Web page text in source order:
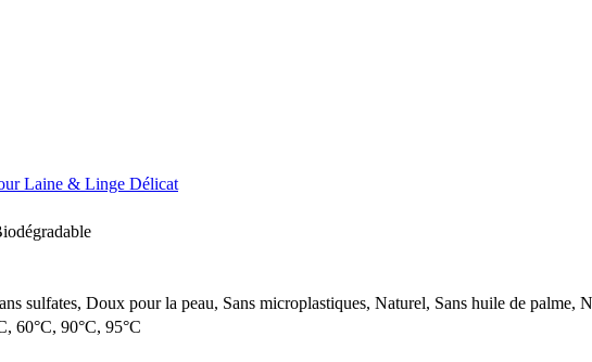
Laine & Linge Délicat
sulfates, Doux pour la peau, Sans microplastiques, Naturel, Sans huile de palme,
60°C, 90°C, 95°C